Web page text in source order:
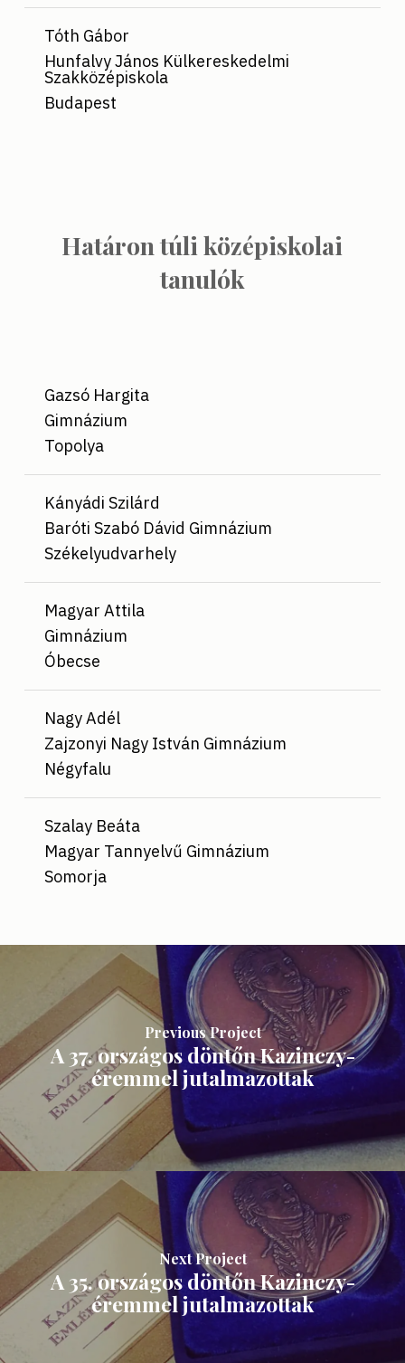
Tóth Gábor
Hunfalvy János Külkereskedelmi
Szakközépiskola
Budapest
Határon túli középiskolai
tanulók
Gazsó Hargita
Gimnázium
Topolya
Kányádi Szilárd
Baróti Szabó Dávid Gimnázium
Székelyudvarhely
Magyar Attila
Gimnázium
Óbecse
Nagy Adél
Zajzonyi Nagy István Gimnázium
Négyfalu
Szalay Beáta
Magyar Tannyelvű Gimnázium
Somorja
Previous Project
A 37. országos döntőn Kazinczy-
éremmel jutalmazottak
Next Project
A 35. országos döntőn Kazinczy-
éremmel jutalmazottak